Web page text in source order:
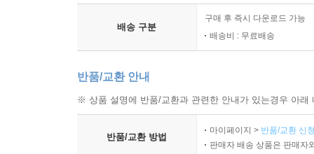
배송 구분
구매 후 즉시 다운로드 가능
배송비 : 무료배송
반품/교환 안내
※ 상품 설명에 반품/교환과 관련한 안내가 있는경우 아
반품/교환 방법
마이페이지 > 반품/교환 신
판매자 배송 상품은 판매자